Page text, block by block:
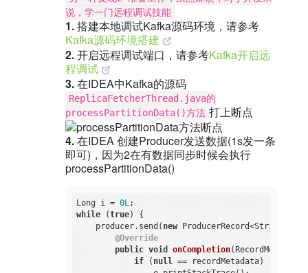
说，学一门远程调试技能
1.搭建本地调试Kafka源码环境，请参考
Kafka源码环境搭建
2.开启远程调试端口，请参考Kafka开启远
程调试
3.在IDEA中Kafka的源码
ReplicaFetcherThread.java的
processPartitionData()方法 打上断点
4.在IDEA 创建Producer发送数据(1s发一条
即可)，因为2在有数据同步时候会执行
processPartitionData()
Long i = 0L
while (true) {
    producer.send(
new ProducerRecord<String,
@Override
public void onCompletion
if ( null == recordMetadata) {